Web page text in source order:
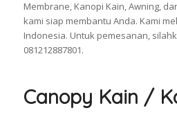
Membrane, Kanopi Kain, Awning,
kami siap membantu Anda. Kami
Indonesia. Untuk pemesanan,
081212887801.
Canopy Kain /